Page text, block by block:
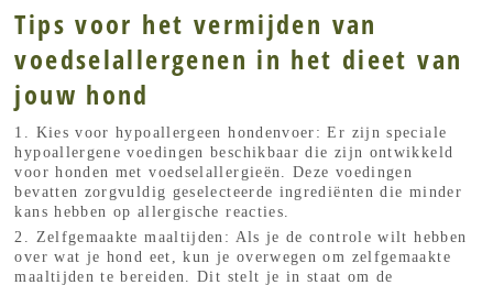
Tips voor het vermijden van
voedselallergenen in het dieet van
jouw hond
1. Kies voor hypoallergeen hondenvoer: Er zijn speciale
hypoallergene voedingen beschikbaar die zijn ontwikkeld
voor honden met voedselallergieën. Deze voedingen
bevatten zorgvuldig geselecteerde ingrediënten die minder
kans hebben op allergische reacties.
2. Zelfgemaakte maaltijden: Als je de controle wilt hebben
over wat je hond eet, kun je overwegen om zelfgemaakte
maaltijden te bereiden. Dit stelt je in staat om de